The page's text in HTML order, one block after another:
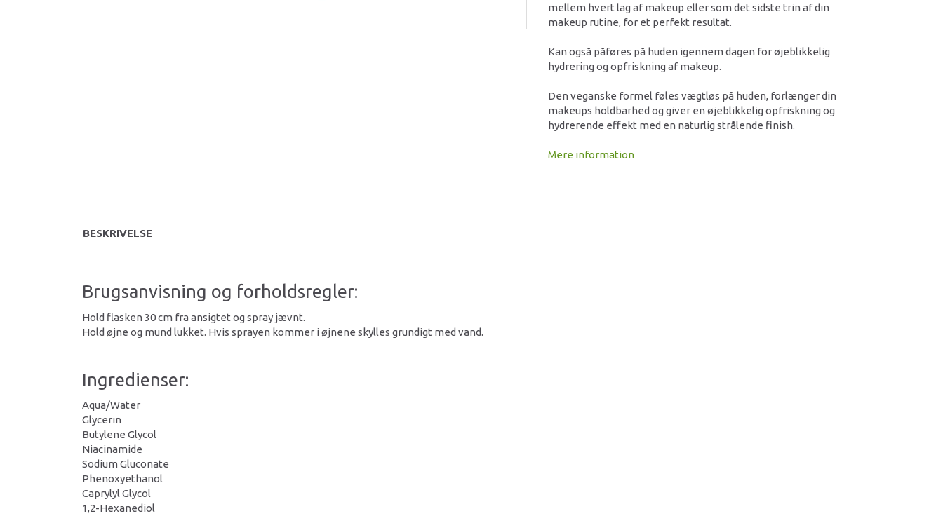
mellem hvert lag af makeup eller som det sidste trin af din
makeup rutine, for et perfekt resultat.
Kan også påføres på huden igennem dagen for øjeblikkelig
hydrering og opfriskning af makeup.
Den veganske formel føles vægtløs på huden, forlænger din
makeups holdbarhed og giver en øjeblikkelig opfriskning og
hydrerende effekt med en naturlig strålende finish.
Mere information
BESKRIVELSE
Brugsanvisning og forholdsregler:
Hold flasken 30 cm fra ansigtet og spray jævnt.
Hold øjne og mund lukket. Hvis sprayen kommer i øjnene skylles grundigt med vand.
Ingredienser:
Aqua/Water
Glycerin
Butylene Glycol
Niacinamide
Sodium Gluconate
Phenoxyethanol
Caprylyl Glycol
1,2-Hexanediol